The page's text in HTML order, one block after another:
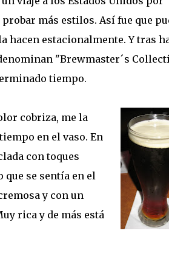
más estilos. Así fue que
hacen estacionalmente. Y tras
"Brewmaster´s
tiempo.
cobriza, me la
en el vaso. En
con toques
se sentía en el
y con un
rica y de más está